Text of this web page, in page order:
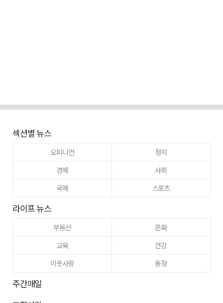
섹션별 뉴스
오피니언
정치
경제
사회
국제
스포츠
라이프 뉴스
부동산
문화
교육
건강
이웃사랑
동정
주간매일